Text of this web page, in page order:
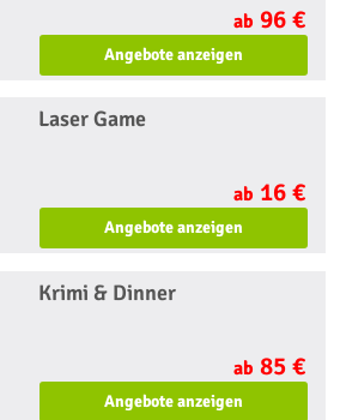
ab 96 €
Angebote anzeigen
Laser Game
ab 16 €
Angebote anzeigen
Krimi & Dinner
ab 85 €
Angebote anzeigen